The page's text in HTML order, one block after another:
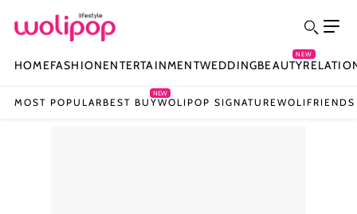
HOMEFASHIONENTERTAINMENTWEDDINGBEAUTY
NEW
MOST POPULAR BEST BUY
NEW
WOLIPOP SIGNATUREWOLIFRIENDS